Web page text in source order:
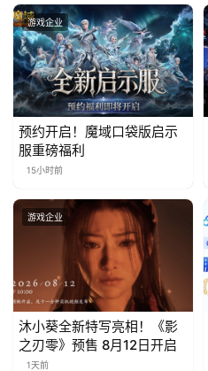
茶
奖
7
月
3
0
茶
对
游戏企业
预约开启！魔域口袋版启示
服重磅福利
15小时前
游戏企业
沐小葵全新特写亮相！《影
之刃零》预售 8月12日开启
1天前